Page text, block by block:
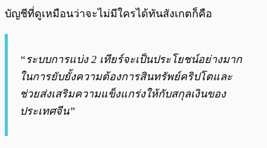
บัญชีที่ดูเหมือนว่าจะไม่มีใครได้ทันสังเกตก็คือ
“ระบบการแบ่ง 2 เทียร์จะเป็นประโยชน์อย่างมาก
ในการยับยั้งความต้องการสินทรัพย์คริปโตและ
ช่วยส่งเสริมความแข็งแกร่งให้กับสกุลเงินของ
ประเทศจีน”